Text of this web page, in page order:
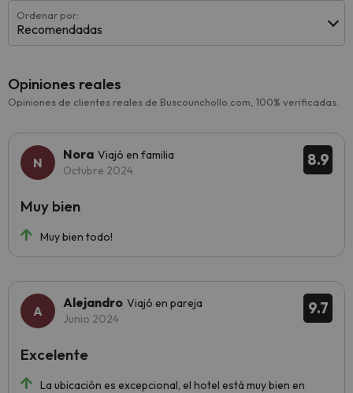
Ordenar por:
Recomendadas
Opiniones reales
Opiniones de clientes reales de Buscounchollo.com, 100% verificadas.
8.9
Nora Viajó en familia
Octubre 2024
Muy bien todo!
Muy bien
9.7
Alejandro Viajó en pareja
Junio 2024
La ubicación es excepcional, el hotel está muy bien en
Excelente